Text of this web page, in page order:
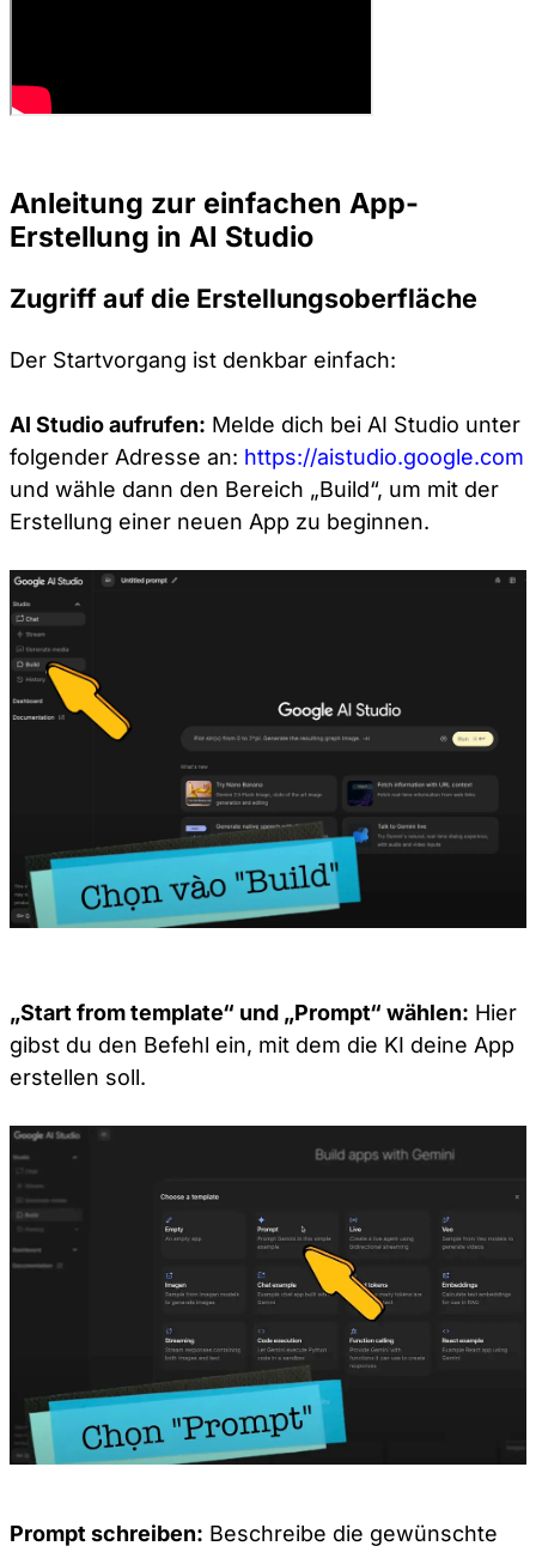
Anleitung zur einfachen App-
Erstellung in AI Studio
Zugriff auf die Erstellungsoberfläche
Der Startvorgang ist denkbar einfach:
AI Studio aufrufen: Melde dich bei AI Studio unter
folgender Adresse an: https://aistudio.google.com
und wähle dann den Bereich „Build“, um mit der
Erstellung einer neuen App zu beginnen.
„Start from template“ und „Prompt“ wählen: Hier
gibst du den Befehl ein, mit dem die KI deine App
erstellen soll.
Prompt schreiben: Beschreibe die gewünschte